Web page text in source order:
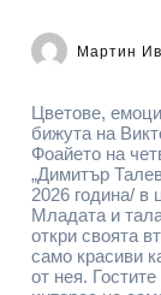
Мартин
Цветове,
бижута на
Фоайето на
„Димитър
2026 година/ в
Младата и
откри своята
само красиви
от нея.